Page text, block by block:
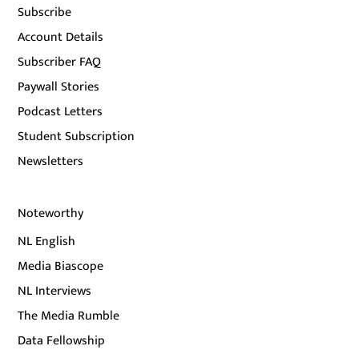
Subscribe
Account Details
Subscriber FAQ
Paywall Stories
Podcast Letters
Student Subscription
Newsletters
Noteworthy
NL English
Media Biascope
NL Interviews
The Media Rumble
Data Fellowship